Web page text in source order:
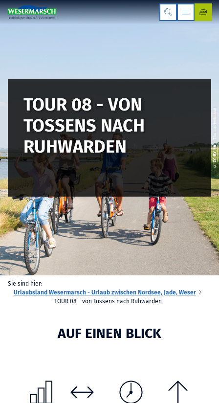
©
CC-BY-SA
| Thomas Hellmann
TOUR 08 - VON
TOSSENS NACH
RUHWARDEN
Sie sind hier:
Urlaubsland Wesermarsch - Urlaub zwischen Nordsee, Jade, Weser
TOUR 08 - von Tossens nach Ruhwarden
AUF EINEN BLICK